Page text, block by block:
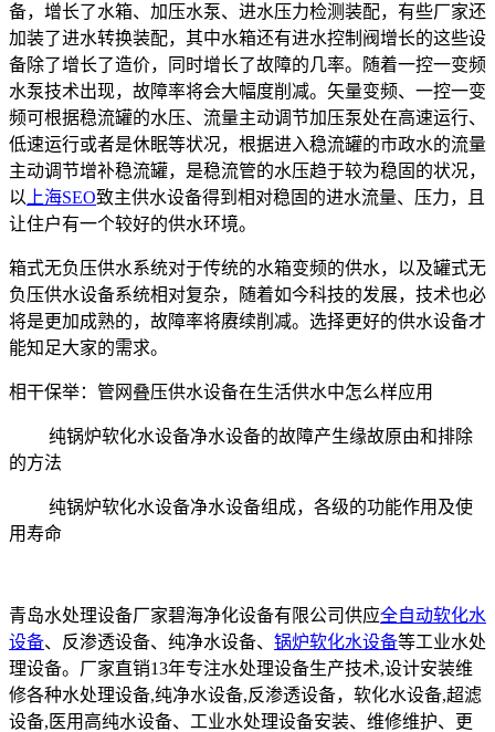
备，增长了水箱、加压水泵、进水压力检测装配，有些厂家还
加装了进水转换装配，其中水箱还有进水控制阀增长的这些设
备除了增长了造价，同时增长了故障的几率。随着一控一变频
水泵技术出现，故障率将会大幅度削减。矢量变频、一控一变
频可根据稳流罐的水压、流量主动调节加压泵处在高速运行、
低速运行或者是休眠等状况，根据进入稳流罐的市政水的流量
主动调节增补稳流罐，是稳流管的水压趋于较为稳固的状况，
以 上海SEO致主供水设备得到相对稳固的进水流量、压力，且
让住户有一个较好的供水环境。
箱式无负压供水系统对于传统的水箱变频的供水，以及罐式无
负压供水设备系统相对复杂，随着如今科技的发展，技术也必
将是更加成熟的，故障率将赓续削减。选择更好的供水设备才
能知足大家的需求。
相干保举：管网叠压供水设备在生活供水中怎么样应用
纯锅炉软化水设备净水设备的故障产生缘故原由和排除
的方法
纯锅炉软化水设备净水设备组成，各级的功能作用及使
用寿命
青岛水处理设备厂家碧海净化设备有限公司供应全自动软化水
设备、反渗透设备、纯净水设备、 锅炉软化水设备等工业水处
理设备。厂家直销13年专注水处理设备生产技术,设计安装维
修各种水处理设备,纯净水设备,反渗透设备，软化水设备,超滤
设备,医用高纯水设备、工业水处理设备安装、维修维护、更